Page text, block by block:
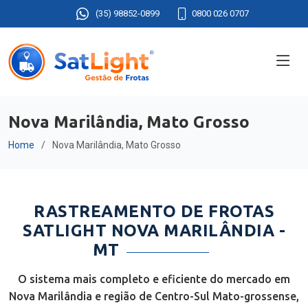
(35) 98852-0899 0800 026 0707
Nova Marilândia, Mato Grosso
Home Nova Marilândia, Mato Grosso
RASTREAMENTO DE FROTAS
SATLIGHT NOVA MARILÂNDIA -
MT
O sistema mais completo e eficiente do mercado em
Nova Marilândia e região de Centro-Sul Mato-grossense,